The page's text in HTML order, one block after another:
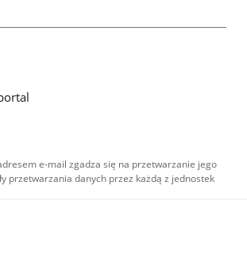
e-mail zgadza się na przetwarzanie jego
przetwarzania danych przez każdą z jednostek